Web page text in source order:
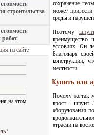
строительства
работ
на сайте
на этом
сохранение
может
среды и
Поэтому
преимущество
условиях. Он
Благодаря
конструкции,
местности.
Купить или
Почему же так
прост – шпунт
оборудования
отрасли на